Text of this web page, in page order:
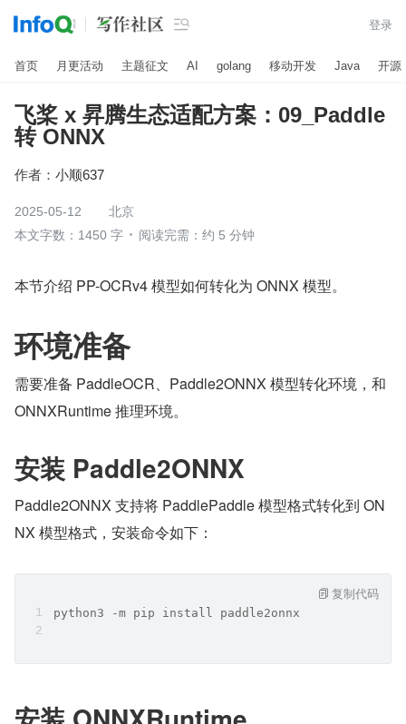
 登录
首页 月更活动 主题征文 AI golang 移动开发 Java 开源
飞桨 x 昇腾生态适配方案：09_Paddle
转 ONNX
作者： 小顺637
2025-05-12
北京
本文字数：1450 字
阅读完需：约 5 分钟
本节介绍 PP-OCRv4 模型如何转化为 ONNX 模型。
环境准备
需要准备 PaddleOCR、Paddle2ONNX 模型转化环境，和
ONNXRuntime 推理环境。
安装 Paddle2ONNX
Paddle2ONNX 支持将 PaddlePaddle 模型格式转化到 ON
NX 模型格式，安装命令如下：
python3 -m pip install paddle2onnx
复制代码